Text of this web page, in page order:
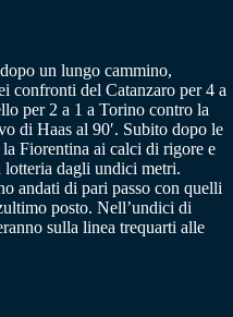
un lungo cammino,
confronti del Catanzaro per 4 a
per 2 a 1 a Torino contro la
di Haas al 90′. Subito dopo le
Fiorentina ai calci di rigore e
lotteria dagli undici metri.
andati di pari passo con quelli
posto. Nell’undici di
sulla linea trequarti alle